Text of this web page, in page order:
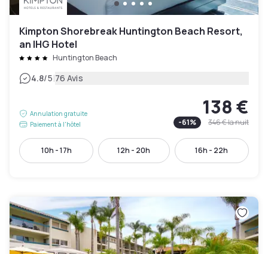
Kimpton Shorebreak Huntington Beach Resort,
an IHG Hotel
Huntington Beach
4.8/5|76 Avis
Annulation gratuite
Paiement à l'hôtel
138 €
-61% 346 €la nuit
10h - 17h 12h - 20h 16h - 22h